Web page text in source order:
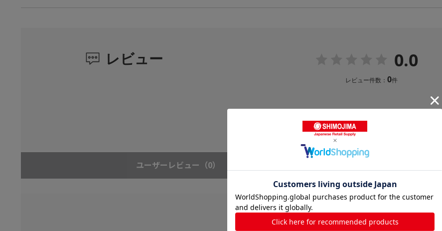
レビュー 0.0
レビュー件数： 0件
ユーザーレビュー （0）
レビューはありません。